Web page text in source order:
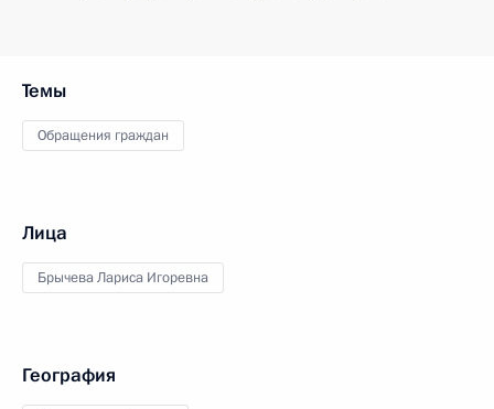
Темы
Обращения граждан
Лица
Брычева Лариса Игоревна
География